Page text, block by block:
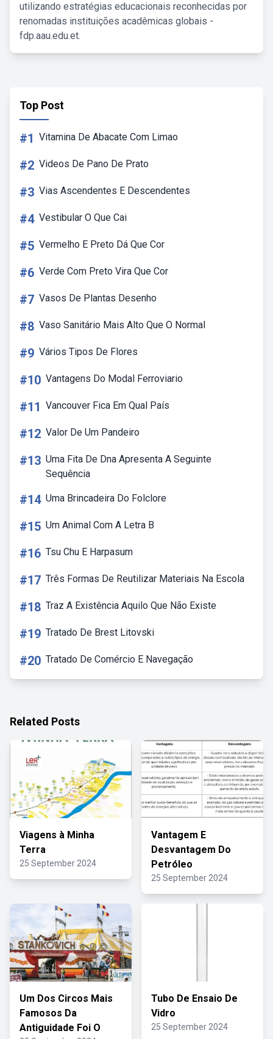
utilizando estratégias educacionais reconhecidas por
renomadas instituições acadêmicas globais -
fdp.aau.edu.et.
Top Post
#1 Vitamina De Abacate Com Limao
#2 Videos De Pano De Prato
#3 Vias Ascendentes E Descendentes
#4 Vestibular O Que Cai
#5 Vermelho E Preto Dá Que Cor
#6 Verde Com Preto Vira Que Cor
#7 Vasos De Plantas Desenho
#8 Vaso Sanitário Mais Alto Que O Normal
#9 Vários Tipos De Flores
#10 Vantagens Do Modal Ferroviario
#11 Vancouver Fica Em Qual País
#12 Valor De Um Pandeiro
#13 Uma Fita De Dna Apresenta A Seguinte
Sequência
#14 Uma Brincadeira Do Folclore
#15 Um Animal Com A Letra B
#16 Tsu Chu E Harpasum
#17 Três Formas De Reutilizar Materiais Na Escola
#18 Traz A Existência Aquilo Que Não Existe
#19 Tratado De Brest Litovski
#20 Tratado De Comércio E Navegação
Related Posts
Viagens à Minha
Terra
25 September 2024
Vantagem E
Desvantagem Do
Petróleo
25 September 2024
Um Dos Circos Mais
Famosos Da
Antiguidade Foi O
Tubo De Ensaio De
Vidro
25 September 2024